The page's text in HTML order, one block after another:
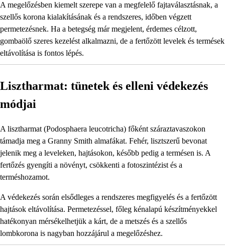
A megelőzésben kiemelt szerepe van a megfelelő fajtaválasztásnak, a
szellős korona kialakításának és a rendszeres, időben végzett
permetezésnek. Ha a betegség már megjelent, érdemes célzott,
gombaölő szeres kezelést alkalmazni, de a fertőzött levelek és termések
eltávolítása is fontos lépés.
Lisztharmat: tünetek és elleni védekezés
módjai
A lisztharmat (Podosphaera leucotricha) főként száraztavaszokon
támadja meg a Granny Smith almafákat. Fehér, lisztszerű bevonat
jelenik meg a leveleken, hajtásokon, később pedig a termésen is. A
fertőzés gyengíti a növényt, csökkenti a fotoszintézist és a
terméshozamot.
A védekezés során elsődleges a rendszeres megfigyelés és a fertőzött
hajtások eltávolítása. Permetezéssel, főleg kénalapú készítményekkel
hatékonyan mérsékelhetjük a kárt, de a metszés és a szellős
lombkorona is nagyban hozzájárul a megelőzéshez.